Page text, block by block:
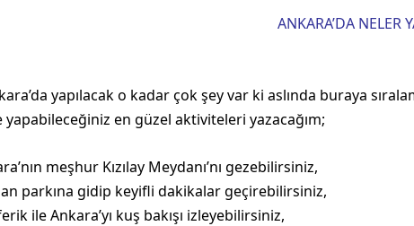
ANKARA’DA NELER
yapılacak o kadar çok şey var ki aslında buraya
en güzel aktiviteleri yazacağım;
meşhur Kızılay Meydanı’nı gezebilirsiniz,
parkına gidip keyifli dakikalar geçirebilirsiniz,
ile Ankara’yı kuş bakışı izleyebilirsiniz,